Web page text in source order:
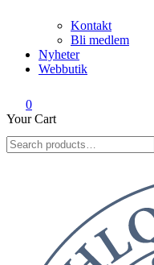
Kontakt
Bli medlem
Nyheter
Webbutik
0
Your Cart
for: